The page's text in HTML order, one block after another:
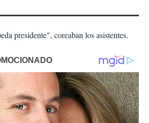
presidente", coreaban los asistentes.